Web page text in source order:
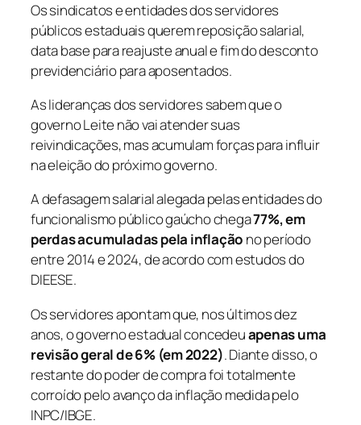
Os sindicatos e entidades dos servidores
públicos estaduais querem reposição salarial,
data base para reajuste anual e fim do desconto
previdenciário para aposentados.
As lideranças dos servidores sabem que o
governo Leite não vai atender suas
reivindicações, mas acumulam forças para influir
na eleição do próximo governo.
A defasagem salarial alegada pelas entidades do
funcionalismo público gaúcho chega77%, em
perdas acumuladas pela inflação no período
entre 2014 e 2024, de acordo com estudos do
DIEESE.
Os servidores apontam que, nos últimos dez
anos, o governo estadual concedeuapenas uma
revisão geral de 6% (em 2022). Diante disso, o
restante do poder de compra foi totalmente
corroído pelo avanço da inflação medida pelo
INPC/IBGE.